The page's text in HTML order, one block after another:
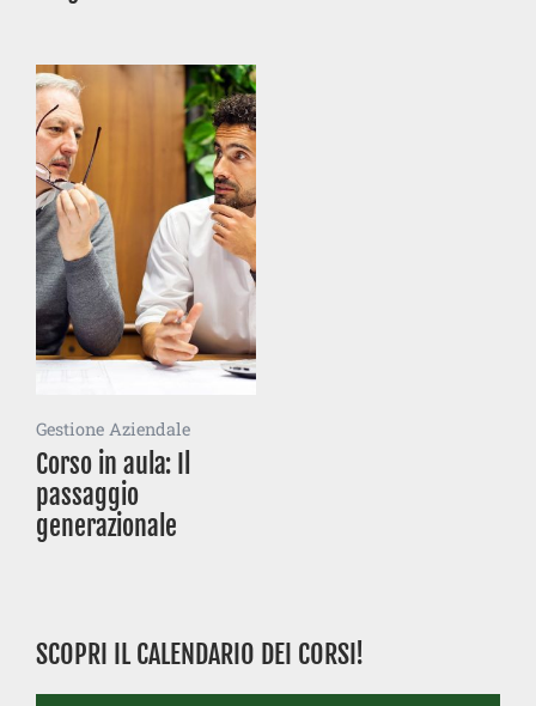
SCOPRI IL CALENDARIO DEI CORSI!
Gestione Aziendale
Corso in aula: Il
passaggio
generazionale